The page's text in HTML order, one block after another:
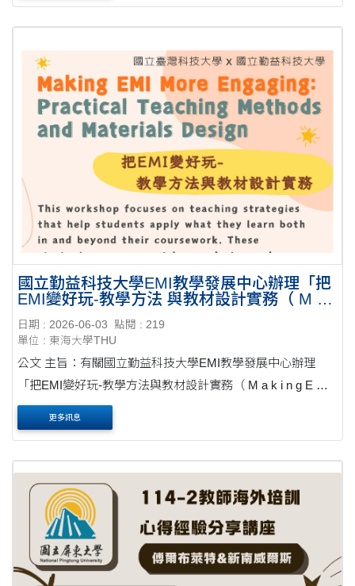
國立勤益科技大學EMI教學發展中心辦理「把
EMI變好玩-教學方法 與教材設計實務（ M a
Teaching Methods and Materials Design） 工
作坊
日期 : 2026-06-03
點閱 : 219
單位 : 東海大學THU
公文 主旨：有關國立勤益科技大學EMI教學發展中心辦理
「把EMI變好玩-教學方法與教材設計實務（ M a k i n g E M I
M o r e E n g a g i n g : Practical Teaching Methods and
Materials Design） 工作坊，敬請協助公告並邀請貴校教師踴
更多訊息